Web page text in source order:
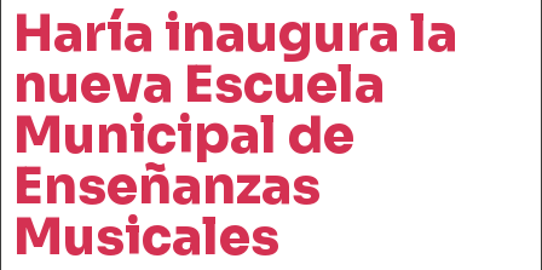
Haría inaugura la
nueva Escuela
Municipal de
Enseñanzas
Musicales